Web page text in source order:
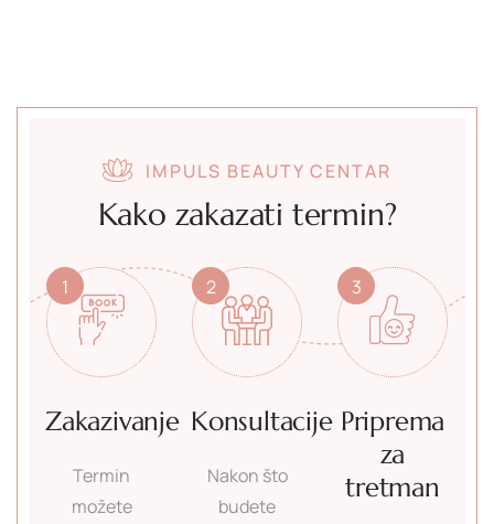
IMPULS BEAUTY CENTAR
Kako zakazati termin?
1
Zakazivanje
Termin
možete
2
Konsultacije
Nakon što
budete
3
Priprema
za
tretman